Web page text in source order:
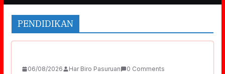
PENDIDIKAN
06/08/2026 Har Biro Pasuruan 0 Comments